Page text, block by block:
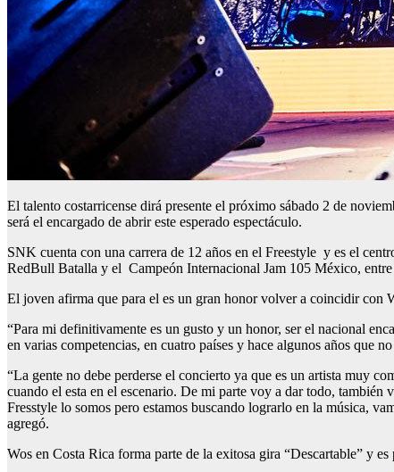
El talento costarricense dirá presente el próximo sábado 2 de
será el encargado de abrir este esperado espectáculo.
SNK cuenta con una carrera de 12 años en el Freestyle y es el
RedBull Batalla y el Campeón Internacional Jam 105 México, entre
El joven afirma que para el es un gran honor volver a coincidir con
“Para mi definitivamente es un gusto y un honor, ser el nacional
en varias competencias, en cuatro países y hace algunos años que
“La gente no debe perderse el concierto ya que es un artista muy
cuando el esta en el escenario. De mi parte voy a dar todo,
Fresstyle lo somos pero estamos buscando lograrlo en la música,
agregó.
Wos en Costa Rica forma parte de la exitosa gira “Descartable” y